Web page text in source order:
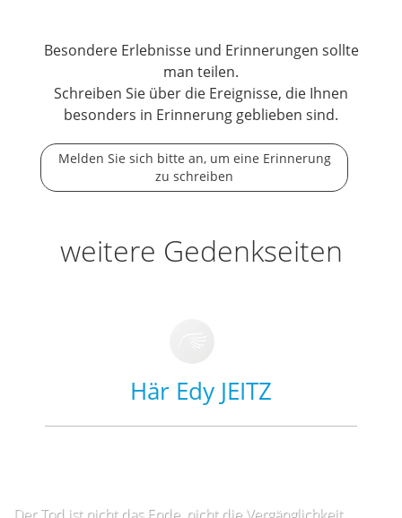
Besondere Erlebnisse und Erinnerungen sollte
man teilen.
Schreiben Sie über die Ereignisse, die Ihnen
besonders in Erinnerung geblieben sind.
Melden Sie sich bitte an, um eine Erinnerung
zu schreiben
weitere Gedenkseiten
Här Edy JEITZ